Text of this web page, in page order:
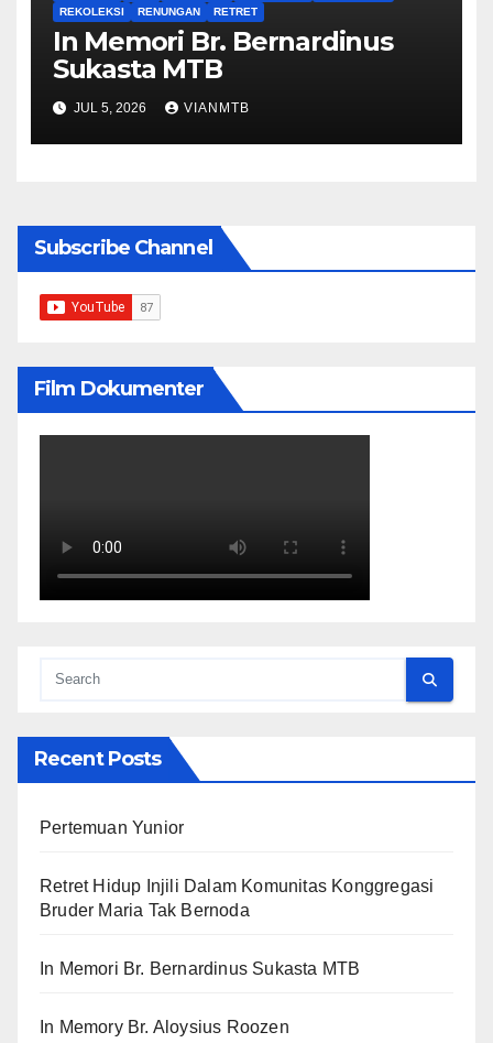
REKOLEKSI
RENUNGAN RETRET
In Memori Br. Bernardinus
Sukasta MTB
JUL 5, 2026 VIANMTB
Subscribe Channel
Film Dokumenter
Recent Posts
Pertemuan Yunior
Retret Hidup Injili Dalam Komunitas Konggregasi
Bruder Maria Tak Bernoda
In Memori Br. Bernardinus Sukasta MTB
In Memory Br. Aloysius Roozen